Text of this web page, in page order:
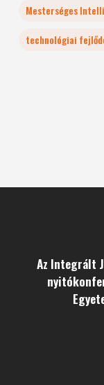
Mesterséges
technológiai
Az Integrált